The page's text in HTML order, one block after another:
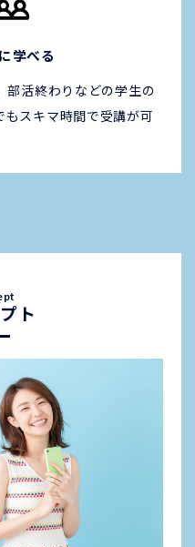
学べる
部活終わりなどの学生の
スキマ時間で受講が可
ト